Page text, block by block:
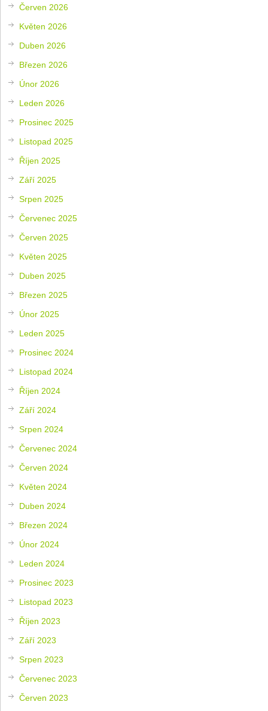
Červen 2026
Květen 2026
Duben 2026
Březen 2026
Únor 2026
Leden 2026
Prosinec 2025
Listopad 2025
Říjen 2025
Září 2025
Srpen 2025
Červenec 2025
Červen 2025
Květen 2025
Duben 2025
Březen 2025
Únor 2025
Leden 2025
Prosinec 2024
Listopad 2024
Říjen 2024
Září 2024
Srpen 2024
Červenec 2024
Červen 2024
Květen 2024
Duben 2024
Březen 2024
Únor 2024
Leden 2024
Prosinec 2023
Listopad 2023
Říjen 2023
Září 2023
Srpen 2023
Červenec 2023
Červen 2023